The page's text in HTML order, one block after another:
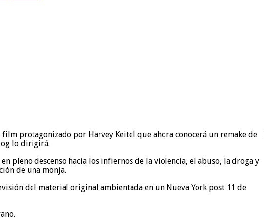
protagonizado por Harvey Keitel que ahora conocerá un remake de
lo dirigirá.
pleno descenso hacia los infiernos de la violencia, el abuso, la droga y
de una monja.
del material original ambientada en un Nueva York post 11 de